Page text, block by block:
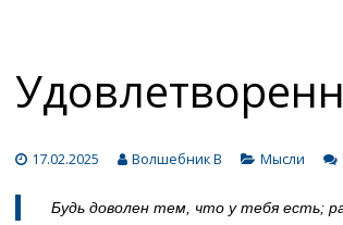
17.02.2025 Волшебник В Мысли
Будь доволен тем, что утебя есть;